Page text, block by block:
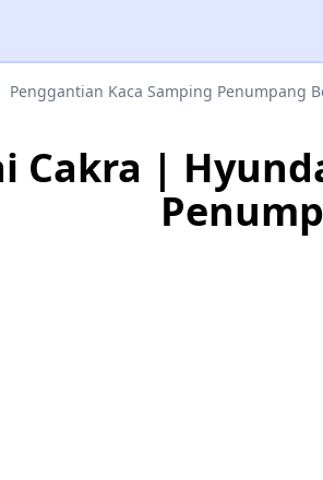
Penggantian Kaca Samping Penumpang
Cakra |